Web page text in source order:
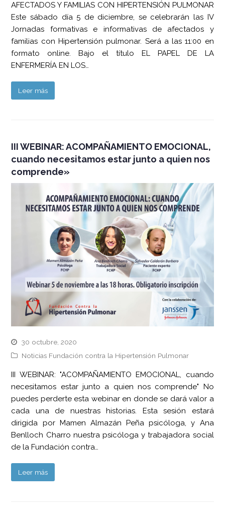
AFECTADOS Y FAMILIAS CON HIPERTENSIÓN PULMONAR
Este sábado día 5 de diciembre, se celebrarán las IV
Jornadas formativas e informativas de afectados y
familias con Hipertensión pulmonar. Será a las 11:00 en
formato online. Bajo el título EL PAPEL DE LA
ENFERMERÍA EN LOS…
Leer más
III WEBINAR: ACOMPAÑAMIENTO EMOCIONAL,
cuando necesitamos estar junto a quien nos
comprende»
30 octubre, 2020
Noticias Fundación contra la Hipertensión Pulmonar
III WEBINAR: "ACOMPAÑAMIENTO EMOCIONAL, cuando
necesitamos estar junto a quien nos comprende" No
puedes perderte esta webinar en donde se dará valor a
cada una de nuestras historias. Esta sesión estará
dirigida por Mamen Almazán Peña psicóloga, y Ana
Benlloch Charro nuestra psicóloga y trabajadora social
de la Fundación contra…
Leer más